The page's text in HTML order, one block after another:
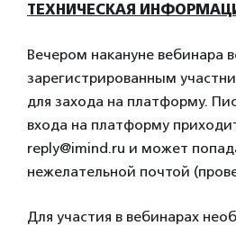
ТЕХНИЧЕСКАЯ
Вечером накануне вебинара
зарегистрированным
для захода на платформу.
входа на платформу
reply@imind.ru и может
нежелательной почтой
Для участия в вебинарах